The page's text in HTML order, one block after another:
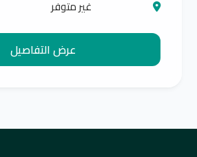
غير متوفر
عرض التفاصيل